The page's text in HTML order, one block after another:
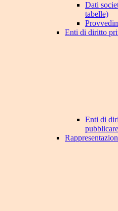
Dati
tabelle)
Enti di diritto
Enti di